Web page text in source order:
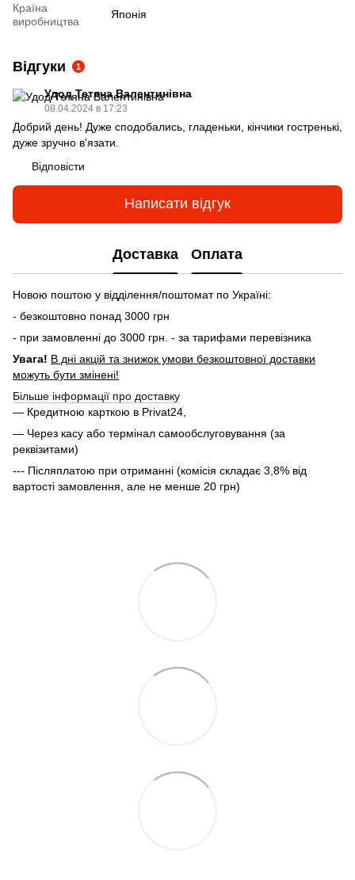
Країна
виробництва
Японія
Відгуки 1
Удод Тетяна Валентинівна
08.04.2024 в 17:23
Добрий день! Дуже сподобались, гладеньки, кінчики гостренькі,
дуже зручно в'язати.
Відповісти
Написати відгук
Доставка Оплата
Новою поштою у відділення/поштомат по Україні:
- безкоштовно понад 3000 грн
- при замовленні до 3000 грн. - за тарифами перевізника
Увага! В дні акцій та знижок умови безкоштовної доставки
можуть бути змінені!
Більше інформації про доставку
— Кредитною карткою в Privat24,
— Через касу або термінал самообслуговування (за
реквізитами)
--- Післяплатою при отриманні (комісія складає 3,8% від
вартості замовлення, але не менше 20 грн)